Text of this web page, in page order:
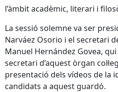
l’àmbit acadèmic, literari i
La sessió solemne va ser
Narváez Osorio i el secretari
Manuel Hernández Govea,
secretari d’aquest òrgan
presentació dels vídeos de la
candidats a aquest guardó.